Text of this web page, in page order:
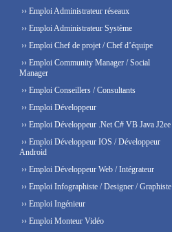
›› Emploi Administrateur réseaux
›› Emploi Administrateur Système
›› Emploi Chef de projet / Chef d’équipe
›› Emploi Community Manager / Social
Manager
›› Emploi Conseillers / Consultants
›› Emploi Développeur
›› Emploi Développeur .Net C# VB Java J2ee
›› Emploi Développeur IOS / Développeur
Android
›› Emploi Développeur Web / Intégrateur
›› Emploi Infographiste / Designer / Graphiste
›› Emploi Ingénieur
›› Emploi Monteur Vidéo